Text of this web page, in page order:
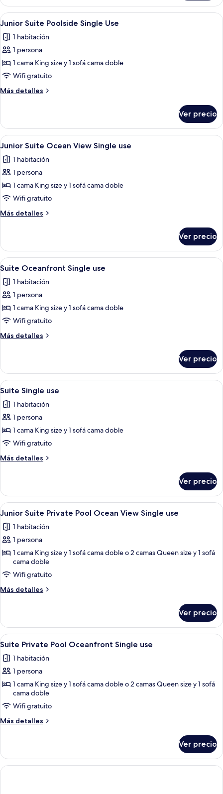
Suite
Oceanfront
Single
Abrir
todas
las
fotos
de
Junior
Suite
Poolside
Use
Habitación de hotel con una cama
6
Junior Suite Poolside Single Use
1 habitación
1 persona
1 cama King size y 1 sofá cama doble
Wifi gratuito
Más detalles
Más
Suite
Poolside
Single
Ver precio
Abrir
todas
las
fotos
de
Junior
Suite
Ocean
Single
use
Una sala de estar moderna con un
5
Junior Suite Ocean View Single use
1 habitación
1 persona
1 cama King size y 1 sofá cama doble
Wifi gratuito
Más detalles
Más
Suite
Ocean
View
use
Ver precio
Abrir
todas
las
fotos
de
Suite
Oceanfront
Single
Un balcón con dos sillones de
7
Suite Oceanfront Single use
1 habitación
1 persona
1 cama King size y 1 sofá cama doble
Wifi gratuito
Más detalles
Más
Oceanfront
Single
use
Ver precio
Abrir
todas
las
fotos
de
Suite
Single
use
Habitación de hotel moderna con
7
Suite Single use
1 habitación
1 persona
1 cama King size y 1 sofá cama doble
Wifi gratuito
Más detalles
Más
Single
use
Ver precio
Abrir
todas
las
fotos
de
Junior
Suite
Private
View
Single
use
Zona de piscina con vista al océano,
5
Junior Suite Private Pool Ocean View Single use
1 habitación
1 persona
1 cama King size y 1 sofá cama doble o 2 camas Queen size y 1 sofá
cama doble
Wifi gratuito
Más detalles
Más
Suite
Private
Pool
View
Single
Ver precio
Abrir
todas
las
fotos
de
Suite
Private
Pool
use
Zona de piscina con pérgola,
11
Suite Private Pool Oceanfront Single use
1 habitación
1 persona
1 cama King size y 1 sofá cama doble o 2 camas Queen size y 1 sofá
cama doble
Wifi gratuito
Más detalles
Más
Private
Pool
Oceanfront
Ver precio